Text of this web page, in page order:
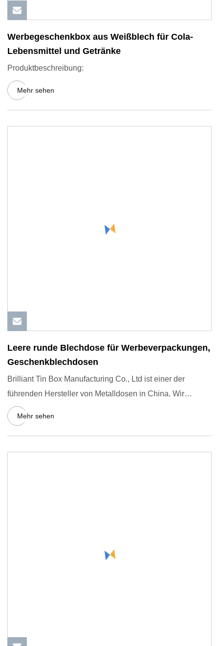
Werbegeschenkbox aus Weißblech für Cola-
Lebensmittel und Getränke
Produktbeschreibung:
Mehr sehen
Leere runde Blechdose für Werbeverpackungen,
Geschenkblechdosen
Brilliant Tin Box Manufacturing Co., Ltd ist einer der
führenden Hersteller von Metalldosen in China. Wir
wurden 2009
Mehr sehen